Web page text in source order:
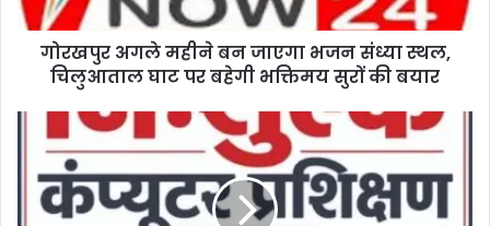
गोरखपुर अगले महीने बन जाएगा भजन संध्या स्थल,
चिलुआताल घाट पर बहेगी भक्तिमय सुरों की बयार